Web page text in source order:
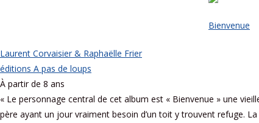
Bienvenue
Laurent Corvaisier & Raphaëlle Frier
éditions A pas de loups
À partir de 8 ans
« Le personnage central de cet album est « Bienvenue » une
père ayant un jour vraiment besoin d’un toit y trouvent refuge.